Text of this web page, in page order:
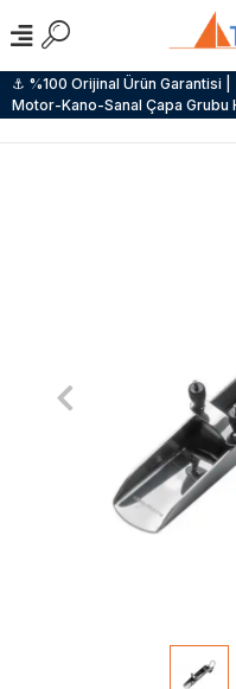
⚓ %100 Orijinal Ürün
Motor-Kano-Sanal Çapa Grubu